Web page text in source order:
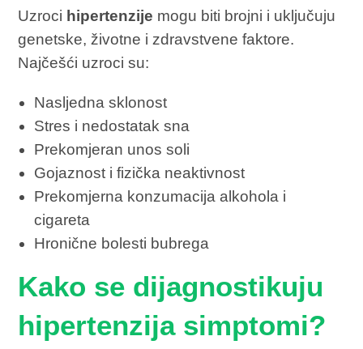
Uzroci hipertenzije mogu biti brojni i uključuju
genetske, životne i zdravstvene faktore.
Najčešći uzroci su:
Nasljedna sklonost
Stres i nedostatak sna
Prekomjeran unos soli
Gojaznost i fizička neaktivnost
Prekomjerna konzumacija alkohola i
cigareta
Hronične bolesti bubrega
Kako se dijagnostikuju
hipertenzija simptomi?